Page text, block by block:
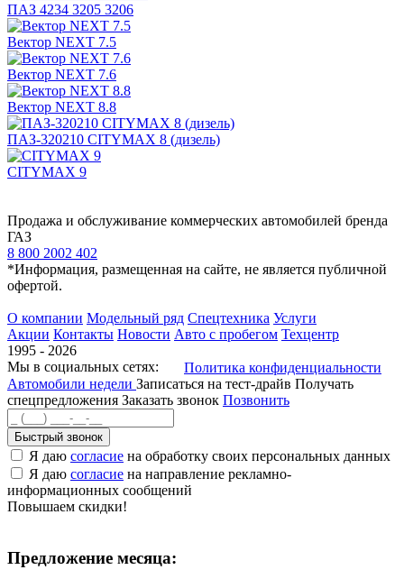
ПАЗ 4234 3205 3206
Вектор NEXT 7.5
Вектор NEXT 7.6
Вектор NEXT 8.8
ПАЗ-320210 CITYMAX 8 (дизель)
CITYMAX 9
Продажа и обслуживание коммерческих автомобилей бренда
ГАЗ
8 800 2002 402
*Информация, размещенная на сайте, не является публичной
офертой.
О компании Модельный ряд Спецтехника Услуги
Акции Контакты Новости Авто с пробегом Техцентр
1995 - 2026
Мы в социальных сетях:
Политика конфиденциальности
Автомобили недели Записаться на тест-драйв Получать
спецпредложения Заказать звонок Позвонить
Быстрый звонок
Я даю согласие на обработку своих персональных данных
Я даю согласие на направление рекламно-
информационных сообщений
Повышаем скидки!
Предложение месяца: